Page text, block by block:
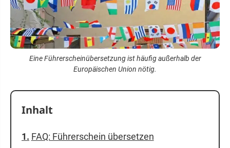
Eine Führerscheinübersetzung ist häufig außerhalb der
Europäischen Union nötig.
Inhalt
FAQ: Führerschein übersetzen